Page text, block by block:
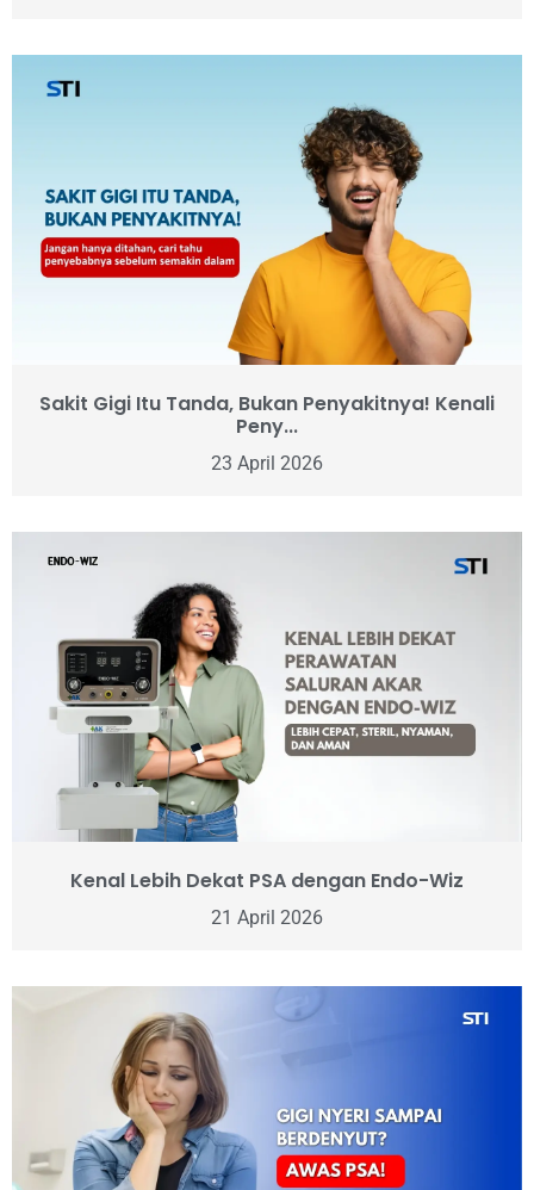
Sakit Gigi Itu Tanda, Bukan Penyakitnya! Kenali
Peny...
23 April 2026
Kenal Lebih Dekat PSA dengan Endo-Wiz
21 April 2026